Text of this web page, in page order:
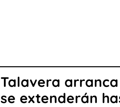
Talavera
se extenderán